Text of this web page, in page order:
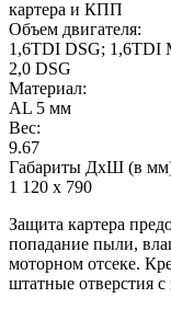
картера и КПП
Объем двигателя:
1,6TDI DSG;
2,0 DSG
Материал:
AL 5 мм
Вес:
9.67
Габариты ДхШ (в
1 120 х 790
Защита картера
попадание пыли,
моторном отсеке.
штатные отверстия с